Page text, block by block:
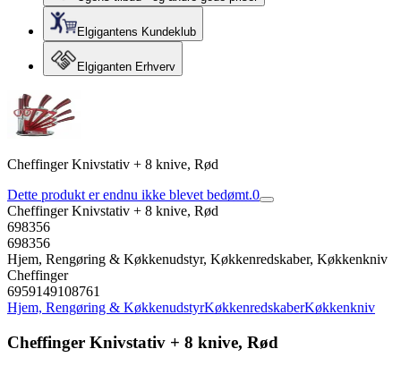
Elgigantens Kundeklub
Elgiganten Erhverv
Cheffinger Knivstativ + 8 knive, Rød
Dette produkt er endnu ikke blevet bedømt.0
Cheffinger Knivstativ + 8 knive, Rød
698356
698356
Hjem, Rengøring & Køkkenudstyr, Køkkenredskaber, Køkkenkniv
Cheffinger
6959149108761
Hjem, Rengøring & KøkkenudstyrKøkkenredskaberKøkkenkniv
Cheffinger Knivstativ + 8 knive, Rød